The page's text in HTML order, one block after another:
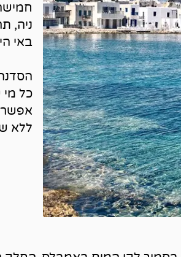
ניה,
באי
כל
אפשר
ללא